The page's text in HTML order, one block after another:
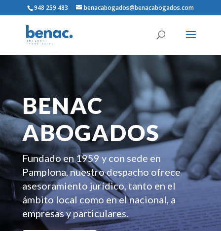
948 259 483 benacabogados@benacabogados.com
BENAC
ABOGADOS
Fundado en 1959 y con sede en
Pamplona, nuestro despacho ofrece
asesoramiento jurídico, tanto en el
ámbito local como en el nacional, a
empresas y particulares.